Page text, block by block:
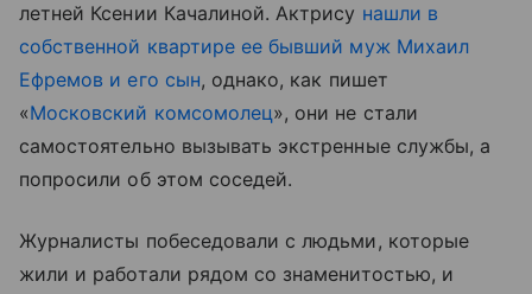
летней Ксении Качалиной. Актрису нашли в
собственной квартире ее бывший муж Михаил
Ефремов и его сын, однако, как пишет
«Московский комсомолец», они не стали
самостоятельно вызывать экстренные службы, а
попросили об этом соседей.
Журналисты побеседовали с людьми, которые
жили и работали рядом со знаменитостью, и